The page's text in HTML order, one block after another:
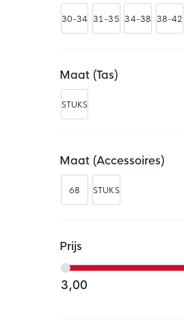
30-34 31-35 34-38 38-42
Maat (tas)
STUKS
Maat (accessoires)
68 STUKS
Prijs
3,00